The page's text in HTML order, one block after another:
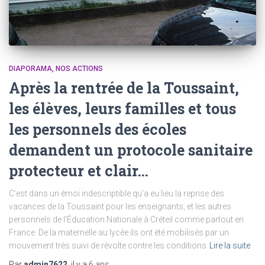
DIAPORAMA NOS ACTIONS
Après la rentrée de la Toussaint,
les élèves, leurs familles et tous
les personnels des écoles
demandent un protocole sanitaire
protecteur et clair…
C’est dans un émoi indescriptible qu’a eu lieu la reprise des
vacances de la Toussaint pour les enseignants, et les autres
personnels de l’Éducation Nationale à Créteil comme partout en
France. De la maternelle au lycée ils ont été mobilisés par un
mouvement très suivi de révolte contre les conditions
Lire la suite